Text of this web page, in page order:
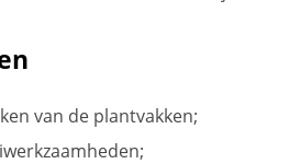
van de plantvakken;